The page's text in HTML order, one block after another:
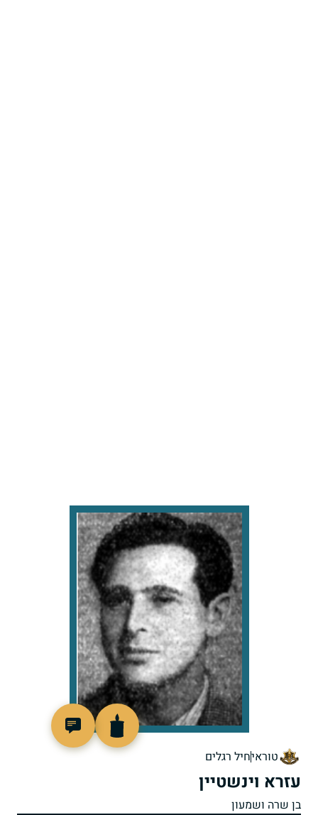
טוראיחיל רגלים
עזרא וינשטיין
בן שרה ושמעון